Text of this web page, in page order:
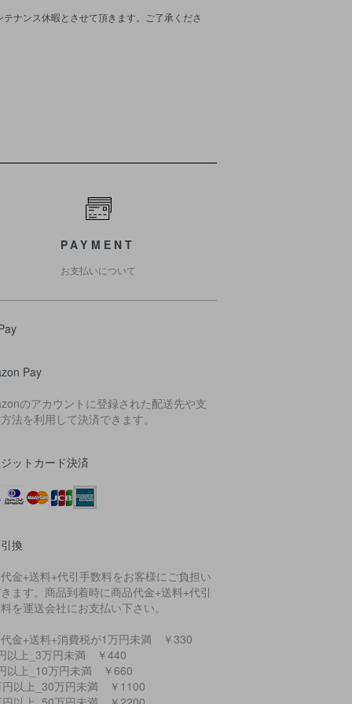
ナンス休暇とさせて頂きます。ご了承くださ
PAYMENT
お支払いについて
Pay
のアカウントに登録された配送先や支
法を利用して決済できます。
ットカード決済
換
金+送料+代引手数料をお客様にご負担い
ます。商品到着時に商品代金+送料+代引
を運送会社にお支払い下さい。
金+送料+消費税が1万円未満 ￥330
以上_3万円未満 ￥440
以上_10万円未満 ￥660
円以上_30万円未満 ￥1100